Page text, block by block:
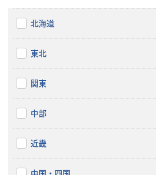
北海道
東北
関東
中部
近畿